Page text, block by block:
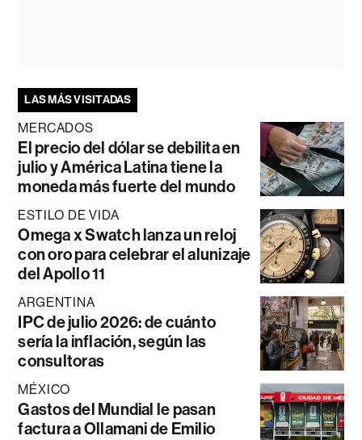
LAS MÁS VISITADAS
MERCADOS
El precio del dólar se debilita en
julio y América Latina tiene la
moneda más fuerte del mundo
ESTILO DE VIDA
Omega x Swatch lanza un reloj
con oro para celebrar el alunizaje
del Apollo 11
ARGENTINA
IPC de julio 2026: de cuánto
sería la inflación, según las
consultoras
MÉXICO
Gastos del Mundial le pasan
factura a Ollamani de Emilio